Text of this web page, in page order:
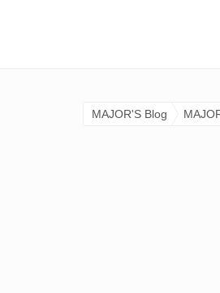
MAJOR'S Blog